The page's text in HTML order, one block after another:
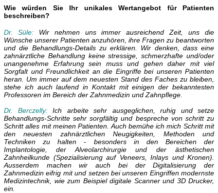
Wie würden Sie Ihr unikales Wertangebot für Patienten
beschreiben?
Dr. Süle: Wir nehmen uns immer ausreichend Zeit, uns die
Wünsche unserer Patienten anzuhören, ihre Fragen zu beantworten
und die Behandlungs-Details zu erklären. Wir denken, dass eine
zahnärztliche Behandlung keine stressige, schmerzhafte und/oder
unangenehme Erfahrung sein muss und gehen daher mit viel
Sorgfalt und Freundlichkeit an die Eingriffe bei unseren Patienten
heran. Um immer auf dem neuesten Stand des Faches zu bleiben,
stehe ich auch laufend in Kontakt mit einigen der bekanntesten
Professoren im Bereich der Zahnmedizin und Zahnpflege.
Dr. Berczelly:Ich arbeite sehr ausgeglichen, ruhig und setze
Behandlungs-Schritte sehr sorgfältig und bespreche von schritt zu
Schritt alles mit meinen Patienten. Auch bemühe ich mich Schritt mit
den neuesten zahnärztlichen Neugigkeiten, Methoden und
Techniken zu halten - besonders in den Bereichen der
Implantologie, der Alveolarchirurgie und der ästhetischen
Zahnheilkunde (Spezialisierung auf Veneers, Inlays und Kronen).
Ausserdem machen wir auch bei der Digitalisierung der
Zahnmedizin eifrig mit und setzen bei unseren Eingriffen modernste
Medizintechnik, wie zum Beispiel digitale Scanner und 3D Drucker,
ein.